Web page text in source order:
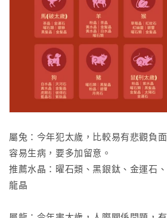
屬兔：今年犯太歲，比較易有悲觀負
容易生病，要多加留意。
推薦水晶：曜石類、黑銀鈦、金運石
龍晶